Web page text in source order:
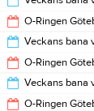
O-Ringen
Veckans bana
O-Ringen
Veckans bana
O-Ringen